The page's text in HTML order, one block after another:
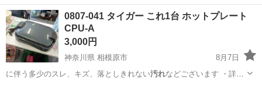
どございます …
東京 町田市 電話、ＦＡＸ
0807-041 タイガー これ1台 ホットプレート
CPU-A
3,000円
神奈川県 相模原市
8月7日
に伴う多少のスレ、キズ、落としきれない汚れなどございます ・詳細